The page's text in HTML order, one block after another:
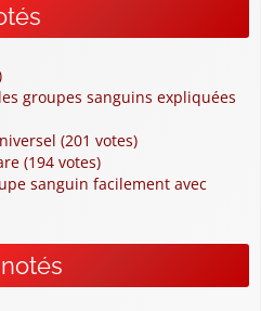
groupes sanguins expliquées
(201 votes)
(194 votes)
sanguin facilement avec